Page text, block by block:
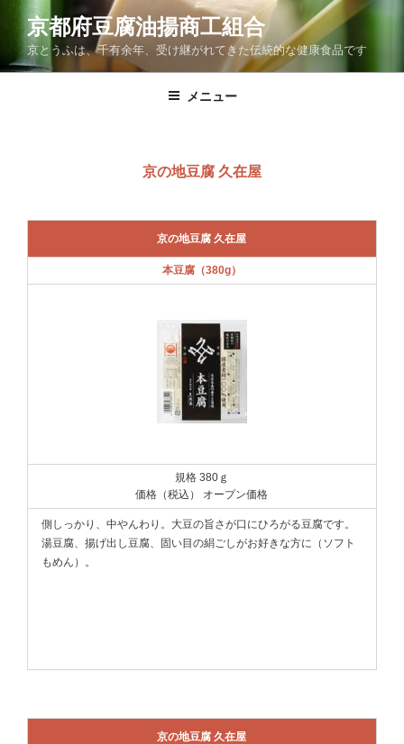
ン
京都府豆腐油揚商工組合
京とうふは、千有余年、受け継がれてきた伝統的な健康食品です
メニュー
京の地豆腐 久在屋
京の地豆腐 久在屋
本豆腐（380g）
規格 380ｇ
価格（税込） オープン価格
側しっかり、中やんわり。大豆の旨さが口にひろがる豆腐です。
湯豆腐、揚げ出し豆腐、固い目の絹ごしがお好きな方に（ソフト
もめん）。
京の地豆腐 久在屋